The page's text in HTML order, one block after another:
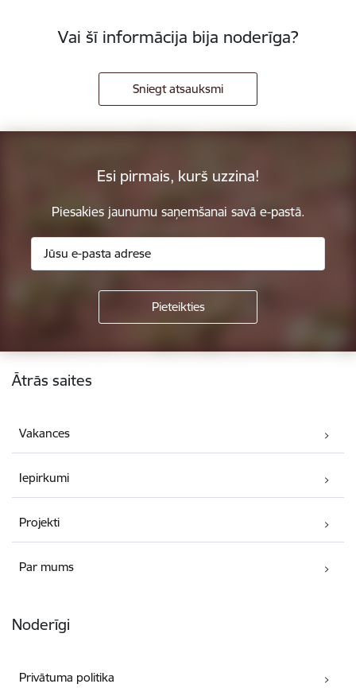
Vai šī informācija bija noderīga?
Sniegt atsauksmi
Esi pirmais, kurš uzzina!
Piesakies jaunumu saņemšanai savā e-pastā.
Kājene
Ātrās saites
Vakances
Iepirkumi
Projekti
Par mums
Noderīgi
Privātuma politika